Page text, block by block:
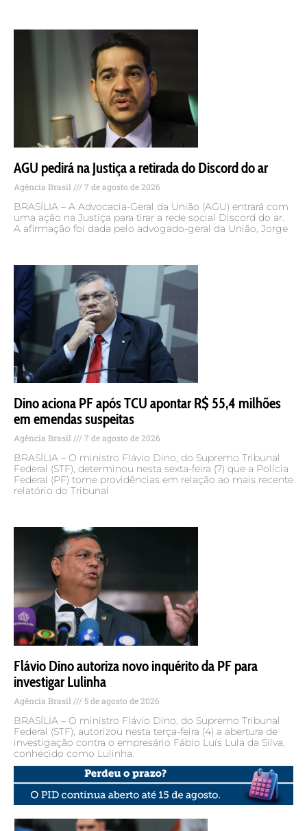
AGU pedirá na Justiça a retirada do Discord do ar
Agência Brasil 7 de agosto de 2026
BRASÍLIA – A Advocacia-Geral da União (AGU) entrará com
uma ação na Justiça para tirar a rede social Discord do ar.
A afirmação foi dada pelo advogado-geral da União, Jorge
Dino aciona PF após TCU apontar R$ 55,4 milhões
em emendas suspeitas
Agência Brasil 7 de agosto de 2026
BRASÍLIA – O ministro Flávio Dino, do Supremo Tribunal
Federal (STF), determinou nesta sexta-feira (7) que a Polícia
Federal (PF) tome providências em relação ao mais recente
relatório do Tribunal
Flávio Dino autoriza novo inquérito da PF para
investigar Lulinha
Agência Brasil 5 de agosto de 2026
BRASÍLIA – O ministro Flávio Dino, do Supremo Tribunal
Federal (STF), autorizou nesta terça-feira (4) a abertura de
investigação contra o empresário Fábio Luís Lula da Silva,
conhecido como Lulinha.